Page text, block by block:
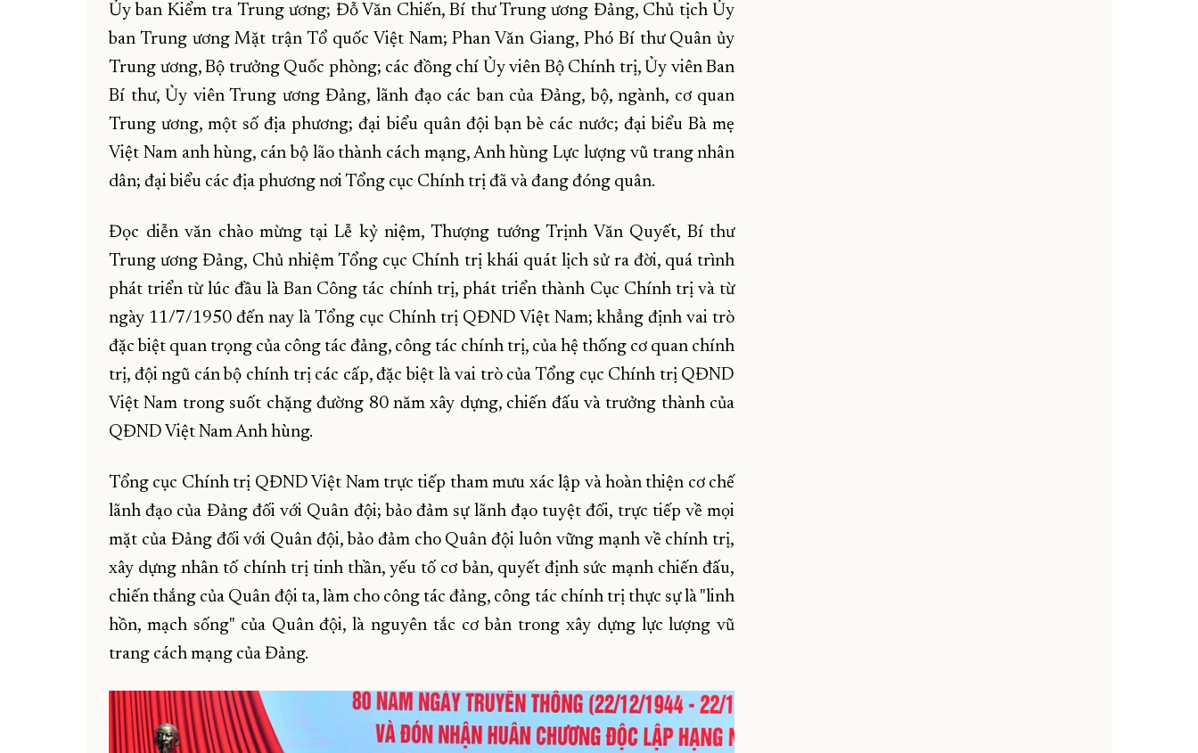
Ủy ban Kiểm tra Trung ương; Đỗ Văn Chiến, Bí thư Trung ương Đảng, Chủ tịch Ủy
ban Trung ương Mặt trận Tổ quốc Việt Nam; Phan Văn Giang, Phó Bí thư Quân ủy
Trung ương, Bộ trưởng Quốc phòng; các đồng chí Ủy viên Bộ Chính trị, Ủy viên Ban
Bí thư, Ủy viên Trung ương Đảng, lãnh đạo các ban của Đảng, bộ, ngành, cơ quan
Trung ương, một số địa phương; đại biểu quân đội bạn bè các nước; đại biểu Bà mẹ
Việt Nam anh hùng, cán bộ lão thành cách mạng, Anh hùng Lực lượng vũ trang nhân
dân; đại biểu các địa phương nơi Tổng cục Chính trị đã và đang đóng quân.
Đọc diễn văn chào mừng tại Lễ kỷ niệm, Thượng tướng Trịnh Văn Quyết, Bí thư
Trung ương Đảng, Chủ nhiệm Tổng cục Chính trị khái quát lịch sử ra đời, quá trình
phát triển từ lúc đầu là Ban Công tác chính trị, phát triển thành Cục Chính trị và từ
ngày 11/7/1950 đến nay là Tổng cục Chính trị QĐND Việt Nam; khẳng định vai trò
đặc biệt quan trọng của công tác đảng, công tác chính trị, của hệ thống cơ quan chính
trị, đội ngũ cán bộ chính trị các cấp, đặc biệt là vai trò của Tổng cục Chính trị QĐND
Việt Nam trong suốt chặng đường 80 năm xây dựng, chiến đấu và trưởng thành của
QĐND Việt Nam Anh hùng.
Tổng cục Chính trị QĐND Việt Nam trực tiếp tham mưu xác lập và hoàn thiện cơ chế
lãnh đạo của Đảng đối với Quân đội; bảo đảm sự lãnh đạo tuyệt đối, trực tiếp về mọi
mặt của Đảng đối với Quân đội, bảo đảm cho Quân đội luôn vững mạnh về chính trị,
xây dựng nhân tố chính trị tinh thần, yếu tố cơ bản, quyết định sức mạnh chiến đấu,
chiến thắng của Quân đội ta, làm cho công tác đảng, công tác chính trị thực sự là "linh
hồn, mạch sống" của Quân đội, là nguyên tắc cơ bản trong xây dựng lực lượng vũ
trang cách mạng của Đảng.